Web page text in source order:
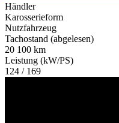
Händler
Karosserieform
Nutzfahrzeug
Tachostand (abgelesen)
20 100 km
Leistung (kW/PS)
124 / 169